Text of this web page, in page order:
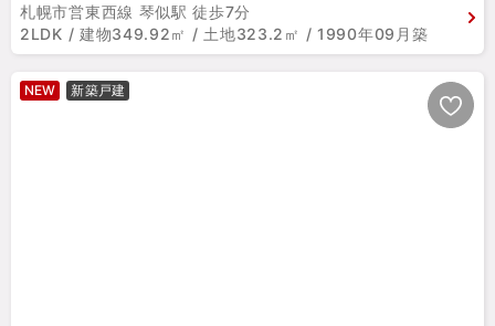
札幌市営東西線 琴似駅 徒歩7分
2LDK / 建物349.92㎡ / 土地323.2㎡ / 1990年09月築
NEW 新築戸建